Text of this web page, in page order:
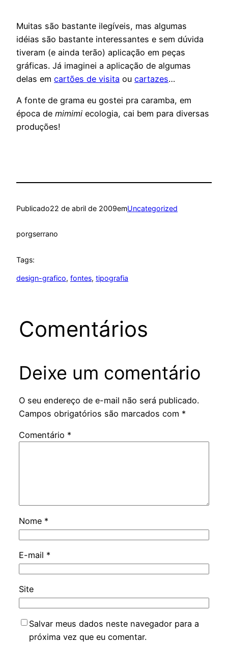
Muitas são bastante ilegíveis, mas algumas
idéias são bastante interessantes e sem dúvida
tiveram (e ainda terão) aplicação em peças
gráficas. Já imaginei a aplicação de algumas
delas em cartões de visita ou cartazes…
A fonte de grama eu gostei pra caramba, em
época de mimimi ecologia, cai bem para diversas
produções!
Publicado22 de abril de 2009emUncategorized
porgserrano
Tags:
design-grafico, fontes, tipografia
Comentários
Deixe um comentário
O seu endereço de e-mail não será publicado.
Campos obrigatórios são marcados com *
Comentário *
Nome *
E-mail *
Site
Salvar meus dados neste navegador para a
próxima vez que eu comentar.